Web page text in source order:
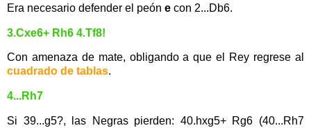
Era necesario defender el peón e con 2...Db6.
3.Cxe6+ Rh6 4.Tf8!
Con amenaza de mate, obligando a que el Rey regrese al
cuadrado de tablas.
4...Rh7
Si 39...g5?, las Negras pierden: 40.hxg5+ Rg6 (40...Rh7